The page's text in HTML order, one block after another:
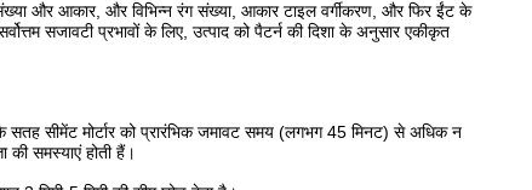
और आकार, और विभिन्न रंग संख्या, आकार टाइल वर्गीकरण, और फिर ईंट के
सजावटी प्रभावों के लिए, उत्पाद को पैटर्न की दिशा के अनुसार एकीकृत
सतह सीमेंट मोर्टार को प्रारंभिक जमावट समय (लगभग 45 मिनट) से अधिक न
समस्याएं होती हैं।